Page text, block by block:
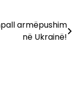
armëpushim
në Ukrainë!